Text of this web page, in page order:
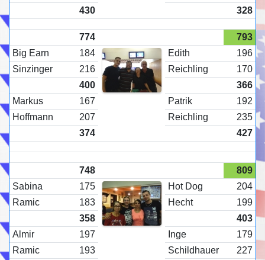
430
328
774
793
Big Earn
184 Edith
196
Sinzinger
216 Reichling
170
400
366
Markus
167 Patrik
192
Hoffmann
207 Reichling
235
374
427
748
809
Sabina
175 Hot Dog
204
Ramic
183 Hecht
199
358
403
Almir
197 Inge
179
Ramic
193 Schildhauer
227